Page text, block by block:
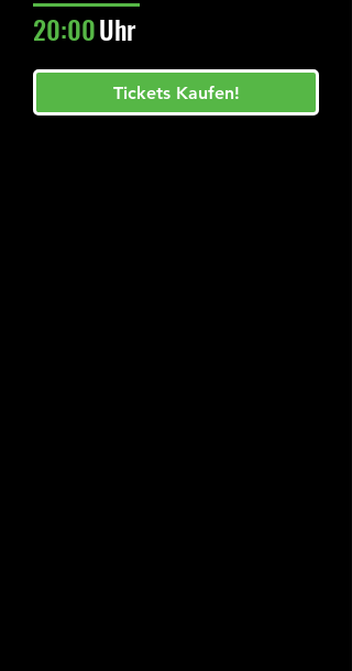
20:00Uhr
Tickets Kaufen!